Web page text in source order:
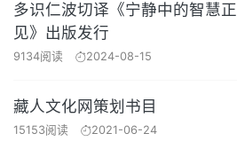
多识仁波切译《宁静中的智慧正
见》出版发行
9134阅读 2024-08-15
藏人文化网策划书目
15153阅读 2021-06-24